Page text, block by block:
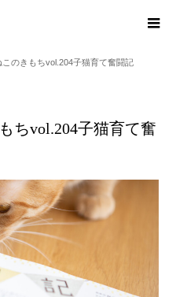
このきもちvol.204子猫育て奮闘記
ちvol.204子猫育て奮